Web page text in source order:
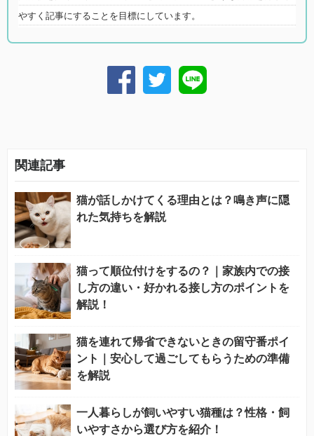
やすく記事にすることを目標にしています。
関連記事
猫が話しかけてくる理由とは？鳴き声に隠
れた気持ちを解説
猫って順位付けをするの？｜家族内での接
し方の違い・好かれる接し方のポイントを
解説！
猫を連れて帰省できないときの留守番ポイ
ント｜安心して過ごしてもらうための準備
を解説
一人暮らしが飼いやすい猫種は？性格・飼
いやすさから選び方を紹介！